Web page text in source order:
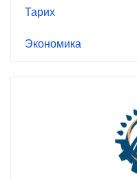
Тарих
Экономика